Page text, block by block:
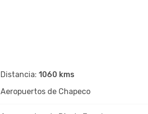
Distancia: 1060 kms
Aeropuertos de Chapeco